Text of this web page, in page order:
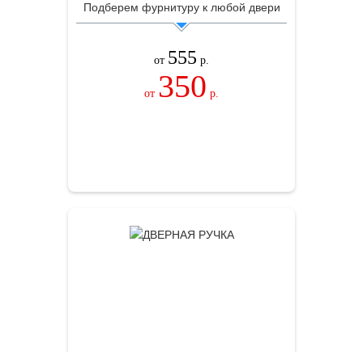
Подберем фурнитуру к любой двери
от 555 р.
от 350 р.